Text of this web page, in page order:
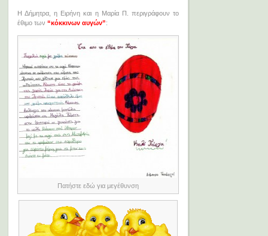
Η Δήμητρα, η Ειρήνη και η Μαρία Π. περιγράφουν το
έθιμο των “κόκκινων αυγών”:
Πατήστε εδώ για μεγέθυνση